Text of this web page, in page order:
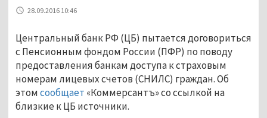
28.09.2016 10:46
Центральный банк РФ (ЦБ) пытается договориться
с Пенсионным фондом России (ПФР) по поводу
предоставления банкам доступа к страховым
номерам лицевых счетов (СНИЛС) граждан. Об
этомсообщает «Коммерсантъ» со ссылкой на
близкие к ЦБ источники.